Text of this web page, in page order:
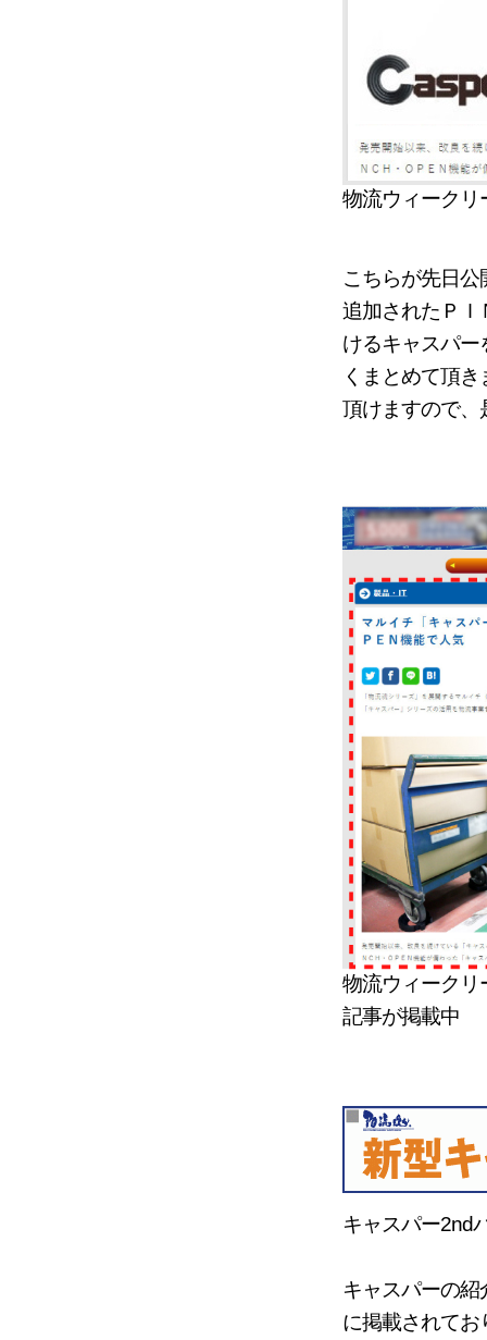
物流ウィークリ
こちらが先日
追加されたＰ
けるキャスパ
くまとめて頂
頂けますので、
物流ウィークリ
記事が掲載中
キャスパー2nd
キャスパーの
に掲載されて